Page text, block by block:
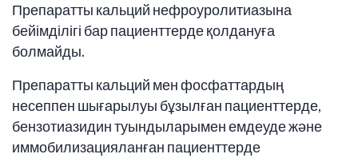
Препаратты кальций нефроуролитиазына
бейімділігі бар пациенттерде қолдануға
болмайды.
Препаратты кальций мен фосфаттардың
несеппен шығарылуы бұзылған пациенттерде,
бензотиазидин туындыларымен емдеуде және
иммобилизацияланған пациенттерде